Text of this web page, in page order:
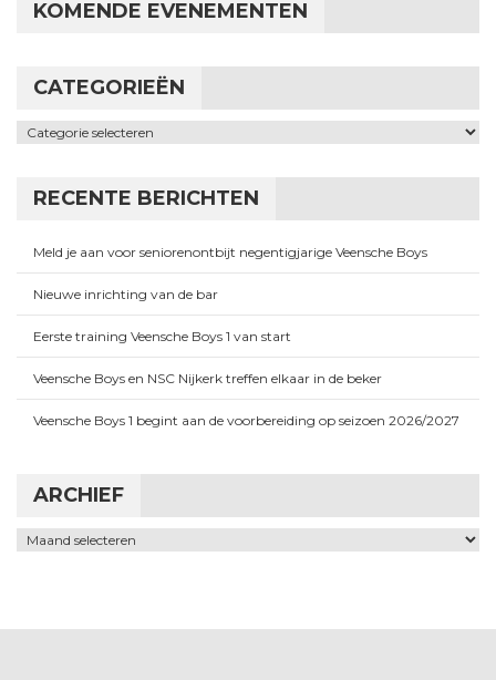
KOMENDE EVENEMENTEN
CATEGORIEËN
Categorieën
RECENTE BERICHTEN
Meld je aan voor seniorenontbijt negentigjarige Veensche Boys
Nieuwe inrichting van de bar
Eerste training Veensche Boys 1 van start
Veensche Boys en NSC Nijkerk treffen elkaar in de beker
Veensche Boys 1 begint aan de voorbereiding op seizoen 2026/2027
ARCHIEF
Archief